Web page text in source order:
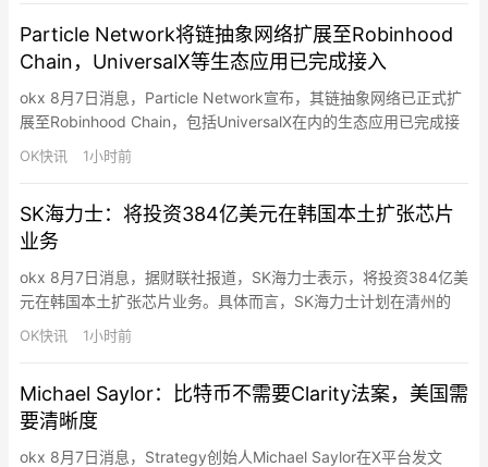
易，但为…
Particle Network将链抽象网络扩展至Robinhood
Chain，UniversalX等生态应用已完成接入
okx 8月7日消息，Particle Network宣布，其链抽象网络已正式扩
展至Robinhood Chain，包括UniversalX在内的生态应用已完成接
入。通过Particle Network的链抽象能力，用户无需手动跨链、兑
换Gas或迁移资产，即可直接使用任意链上的资产购买Robinhood
OK快讯 1小时前
SK海力士：将投资384亿美元在韩国本土扩张芯片
业务
okx 8月7日消息，据财联社报道，SK海力士表示，将投资384亿美
元在韩国本土扩张芯片业务。具体而言，SK海力士计划在清州的
M17芯片厂投资19.1万亿韩元（134.7亿美元），投资将在2031年
前完成；计划在龙仁投资35.2万亿韩元（约249 亿美元）用于第二
OK快讯 1小时前
Michael Saylor：比特币不需要Clarity法案，美国需
要清晰度
okx 8月7日消息，Strategy创始人Michael Saylor在X平台发文